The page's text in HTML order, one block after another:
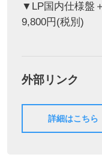
▼LP国内仕様盤
9,800円(税別)
外部リンク
詳細はこちら